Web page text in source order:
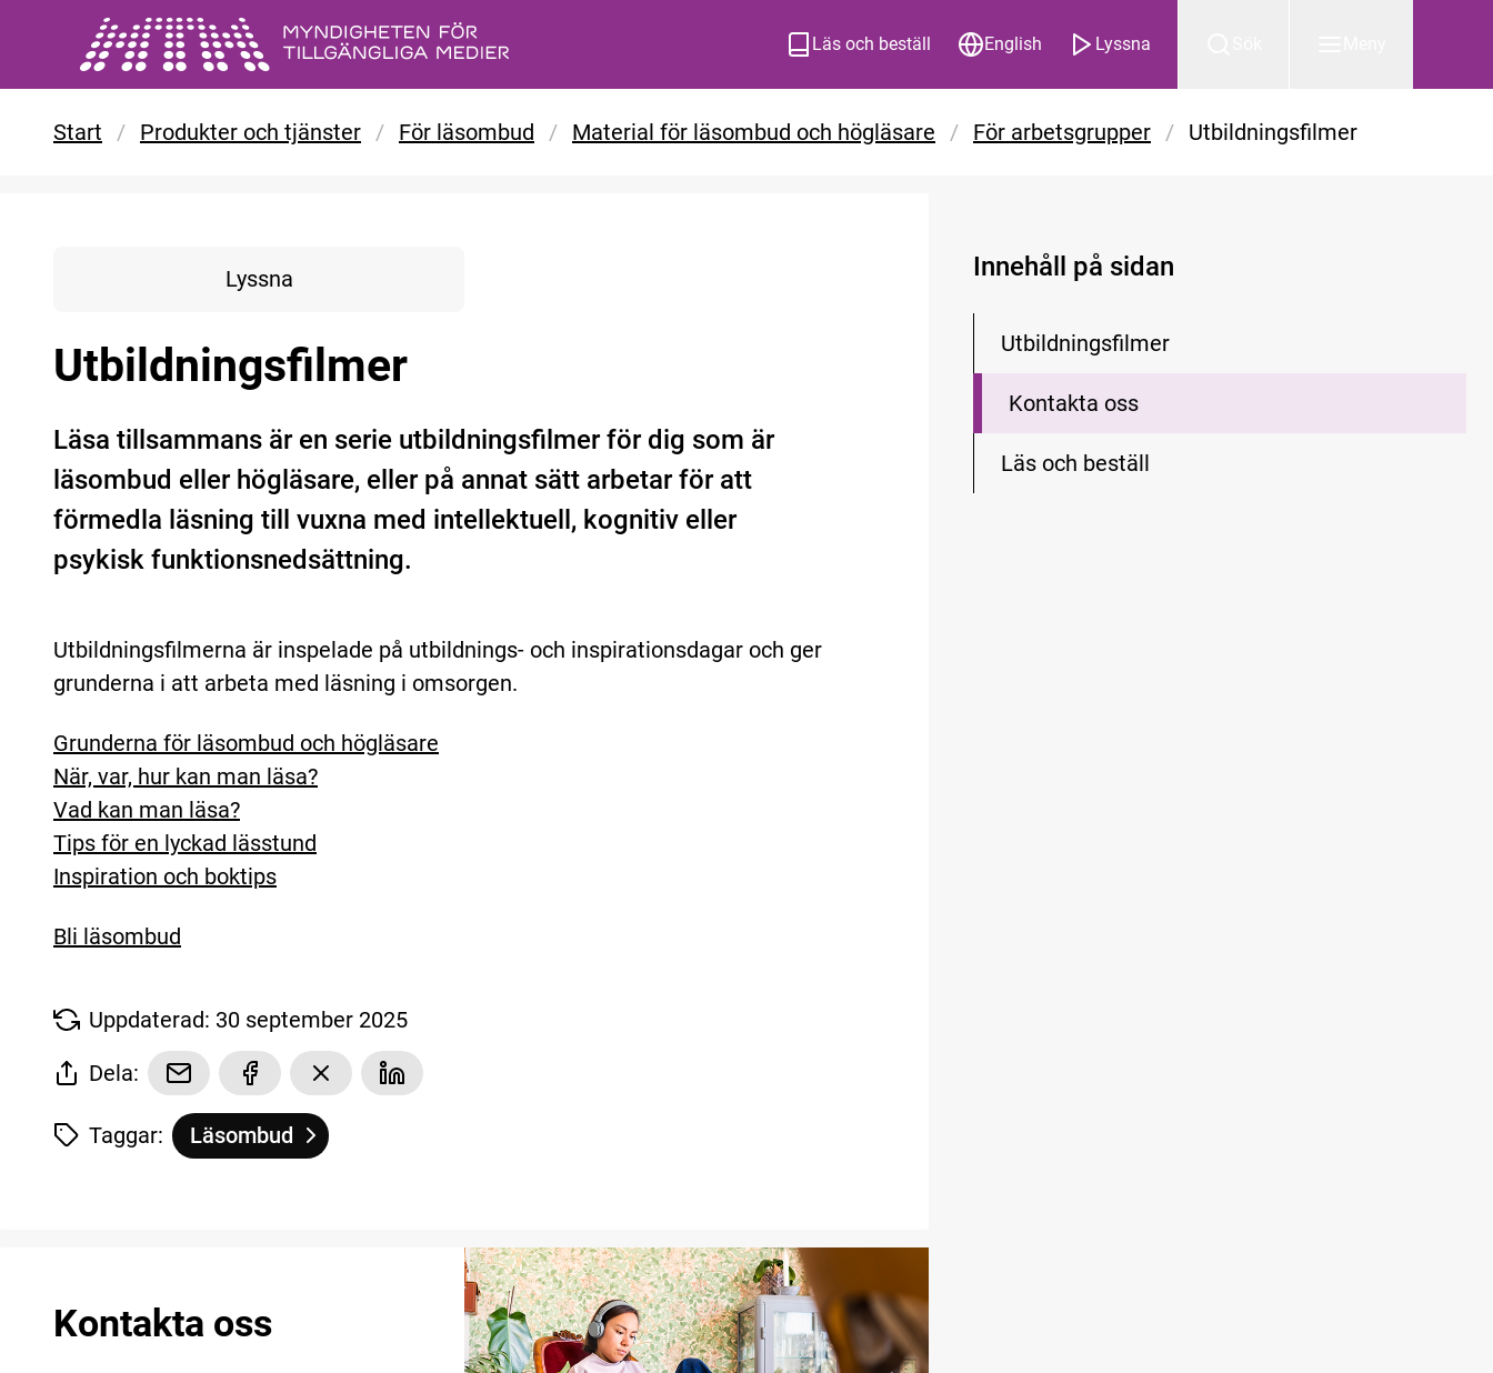
Gå till huvudinnehåll
Läs och beställ English Lyssna
Start / Produkter och tjänster / För läsombud / Material för läsombud och högläsare / För arbetsgrupper / Utbildningsfilmer
Lyssna
Utbildningsfilmer
Läsa tillsammans är en serie utbildningsfilmer för dig som är
läsombud eller högläsare, eller på annat sätt arbetar för att
förmedla läsning till vuxna med intellektuell, kognitiv eller
psykisk funktionsnedsättning.
Utbildningsfilmerna är inspelade på utbildnings- och inspirationsdagar och ger
grunderna i att arbeta med läsning i omsorgen.
Grunderna för läsombud och högläsare
När, var, hur kan man läsa?
Vad kan man läsa?
Tips för en lyckad lässtund
Inspiration och boktips
Bli läsombud
Uppdaterad: 30 september 2025
Dela:
Taggar: Tagg
Läsombud
tillhör
Utbildningsfilmer
Kontakta oss
Innehåll på sidan
Utbildningsfilmer
Kontakta oss
Läs och beställ